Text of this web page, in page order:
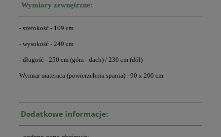
Wymiary zewnętrzne:
- szerokość - 109 cm
- wysokość - 240 cm
- długość - 250 cm (góra - dach) / 230 cm (dół)
Wymiar materaca (powierzchnia spania) - 90 x 200 cm
Dodatkowe informacje: